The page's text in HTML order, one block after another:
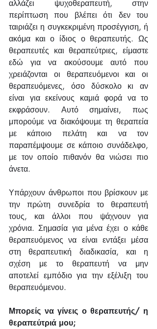
αλλάζει ψυχοθεραπευτή, στην
περίπτωση που βλέπει ότι δεν του
ταιριάζει η συγκεκριμένη προσέγγιση, ή
ακόμα και ο ίδιος ο θεραπευτής. Ως
θεραπευτές και θεραπεύτριες, είμαστε
εδώ για να ακούσουμε αυτό που
χρειάζονται οι θεραπευόμενοι και οι
θεραπευόμενες, όσο δύσκολο κι αν
είναι για εκείνους καμιά φορά να το
εκφράσουν. Αυτό σημαίνει, πως
μπορούμε να διακόψουμε τη θεραπεία
με κάποιο πελάτη και να τον
παραπέμψουμε σε κάποιο συνάδελφο,
με τον οποίο πιθανόν θα νιώσει πιο
άνετα.
Υπάρχουν άνθρωποι που βρίσκουν με
την πρώτη συνεδρία το θεραπευτή
τους, και άλλοι που ψάχνουν για
χρόνια. Σημασία για μένα έχει ο κάθε
θεραπευόμενος να είναι εντάξει μέσα
στη θεραπευτική διαδικασία, και η
σχέση με το θεραπευτή να μην
αποτελεί εμπόδιο για την εξέλιξη του
θεραπευόμενου.
Μπορείς να γίνεις ο θεραπευτής/ η
θεραπεύτριά μου;